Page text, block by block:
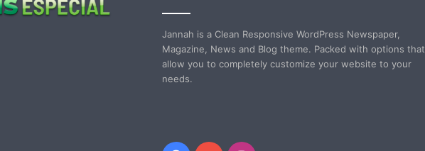
Jannah is a Clean Responsive WordPress Newspaper,
Magazine, News and Blog theme. Packed with options that
allow you to completely customize your website to your
needs.